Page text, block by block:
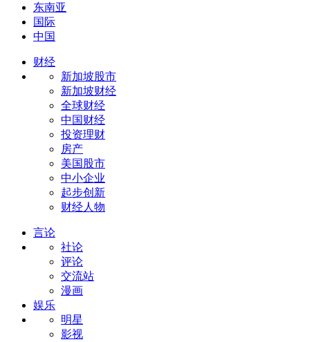
东南亚
国际
中国
财经
新加坡股市
新加坡财经
全球财经
中国财经
投资理财
房产
美国股市
中小企业
起步创新
财经人物
言论
社论
评论
交流站
漫画
娱乐
明星
影视